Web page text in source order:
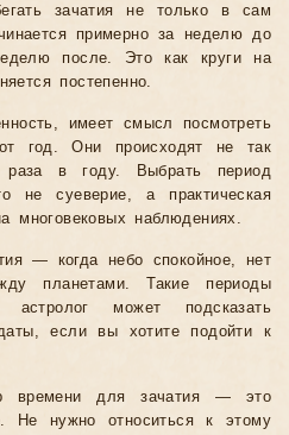
зачатия не только в сам
примерно за неделю до
после. Это как круги на
постепенно.
имеет смысл посмотреть
год. Они происходят не так
в году. Выбрать период
не суеверие, а практическая
многовековых наблюдениях.
— когда небо спокойное, нет
планетами. Такие периоды
может подсказать
если вы хотите подойти к
времени для зачатия — это
Не нужно относиться к этому